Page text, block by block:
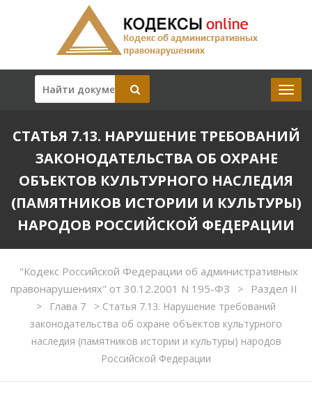
СТАТЬЯ 7.13. НАРУШЕНИЕ ТРЕБОВАНИЙ
ЗАКОНОДАТЕЛЬСТВА ОБ ОХРАНЕ
ОБЪЕКТОВ КУЛЬТУРНОГО НАСЛЕДИЯ
(ПАМЯТНИКОВ ИСТОРИИ И КУЛЬТУРЫ)
НАРОДОВ РОССИЙСКОЙ ФЕДЕРАЦИИ
"Кодекс Российской Федерации об административных
правонарушениях" от 30.12.2001 N 195-ФЗ
> Раздел II
> Глава 7 > Статья 7.13. Нарушение требований
законодательства об охране объектов культурного
наследия (памятников истории и культуры) народов
Российской Федерации